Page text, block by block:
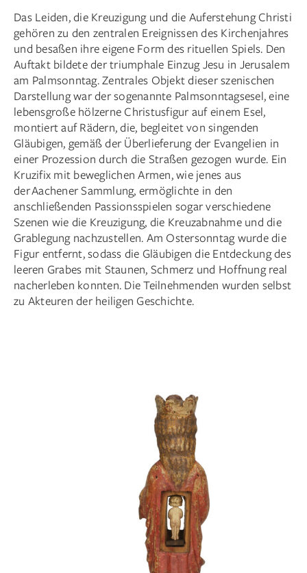
Das Leiden, die Kreuzigung und die Auferstehung Christi
gehören zu den zentralen Ereignissen des Kirchenjahres
und besaßen ihre eigene Form des rituellen Spiels. Den
Auftakt bildete der triumphale Einzug Jesu in Jerusalem
am Palmsonntag. Zentrales Objekt dieser szenischen
Darstellung war der sogenannte Palmsonntagsesel, eine
lebensgroße hölzerne Christusfigur auf einem Esel,
montiert auf Rädern, die, begleitet von singenden
Gläubigen, gemäß der Überlieferung der Evangelien in
einer Prozession durch die Straßen gezogen wurde. Ein
Kruzifix mit beweglichen Armen, wie jenes aus
der Aachener Sammlung, ermöglichte in den
anschließenden Passionsspielen sogar verschiedene
Szenen wie die Kreuzigung, die Kreuzabnahme und die
Grablegung nachzustellen. Am Ostersonntag wurde die
Figur entfernt, sodass die Gläubigen die Entdeckung des
leeren Grabes mit Staunen, Schmerz und Hoffnung real
nacherleben konnten. Die Teilnehmenden wurden selbst
zu Akteuren der heiligen Geschichte.